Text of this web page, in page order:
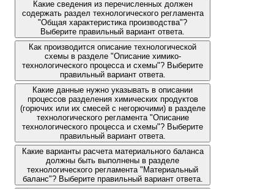
Какие сведения из перечисленных должен
содержать раздел технологического регламента
"Общая характеристика производства"?
Выберите правильный вариант ответа.
Как производится описание технологической
схемы в разделе "Описание химико-
технологического процесса и схемы"? Выберите
правильный вариант ответа.
Какие данные нужно указывать в описании
процессов разделения химических продуктов
(горючих или их смесей с негорючими) в разделе
технологического регламента "Описание
технологического процесса и схемы"? Выберите
правильный вариант ответа.
Какие варианты расчета материального баланса
должны быть выполнены в разделе
технологического регламента "Материальный
баланс"? Выберите правильный вариант ответа.